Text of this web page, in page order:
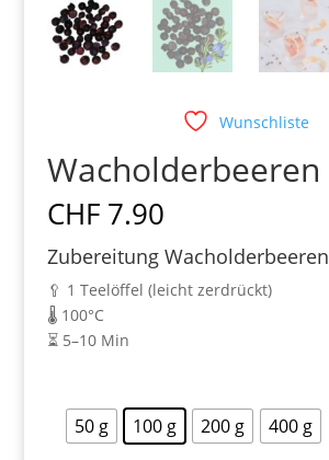
Wunschliste
Wacholderbeeren
CHF7.90
Zubereitung Wacholderbeeren
🥄 1 Teelöffel (leicht zerdrückt)
🌡️ 100°C
⏳ 5–10 Min
50 g 100 g 200 g 400 g